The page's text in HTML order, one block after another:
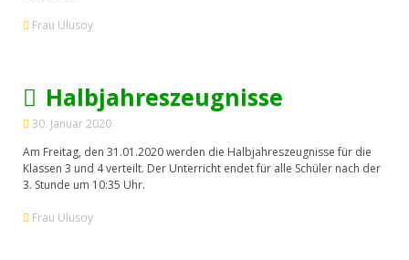
Frau Ulusoy
Halbjahreszeugnisse
30. Januar 2020
Am Freitag, den 31.01.2020 werden die Halbjahreszeugnisse für die
Klassen 3 und 4 verteilt. Der Unterricht endet für alle Schüler nach der
3. Stunde um 10:35 Uhr.
Frau Ulusoy